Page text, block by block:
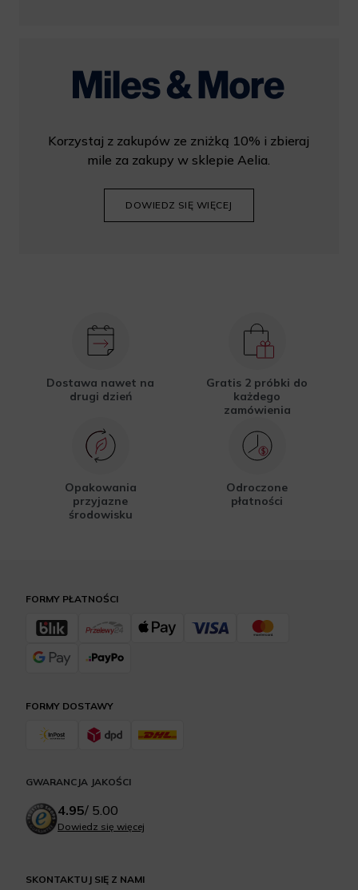
Korzystaj z zakupów ze zniżką 10% i zbieraj
mile za zakupy w sklepie Aelia.
DOWIEDZ SIĘ WIĘCEJ
Dostawa nawet na
drugi dzień
Gratis 2 próbki do
każdego
zamówienia
Opakowania
przyjazne
środowisku
Odroczone
płatności
SKONTAKTUJ SIĘ Z NAMI
FORMY DOSTAWY
FORMY PŁATNOŚCI
GWARANCJA JAKOŚCI
4.95/ 5.00
Dowiedz się więcej